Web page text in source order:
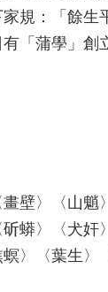
規：「餘
「蒲學」創
壁〉〈山
蟒〉〈犬
〉〈葉生